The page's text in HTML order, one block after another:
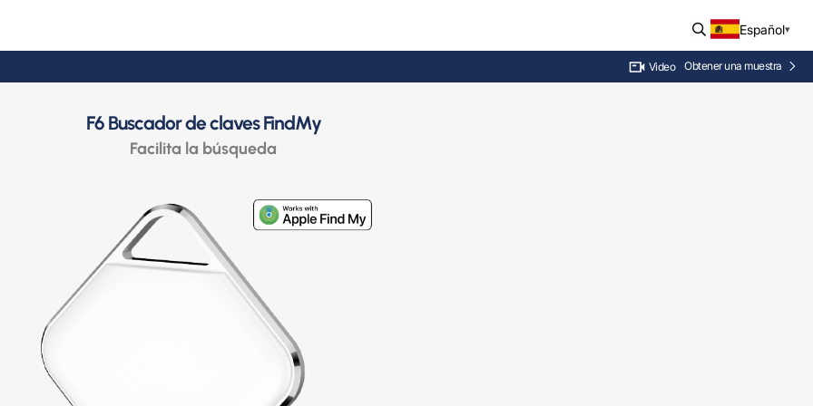
Español
Video Obtener una muestra
F6 Buscador de claves FindMy
Facilita la búsqueda